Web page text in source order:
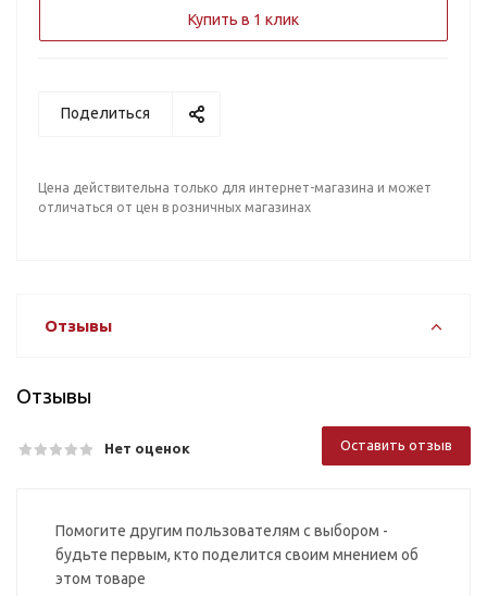
Купить в 1 клик
Поделиться
Цена действительна только для интернет-магазина и может
отличаться от цен в розничных магазинах
Отзывы
Отзывы
Нет оценок Оставить отзыв
Помогите другим пользователям с выбором -
будьте первым, кто поделится своим мнением об
этом товаре